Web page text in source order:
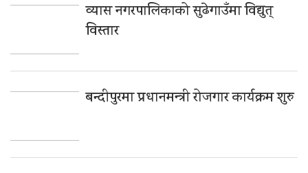
व्यास नगरपालिकाको सुढेगाउँमा विद्युत्
विस्तार
बन्दीपुरमा प्रधानमन्त्री रोजगार कार्यक्रम शुरु